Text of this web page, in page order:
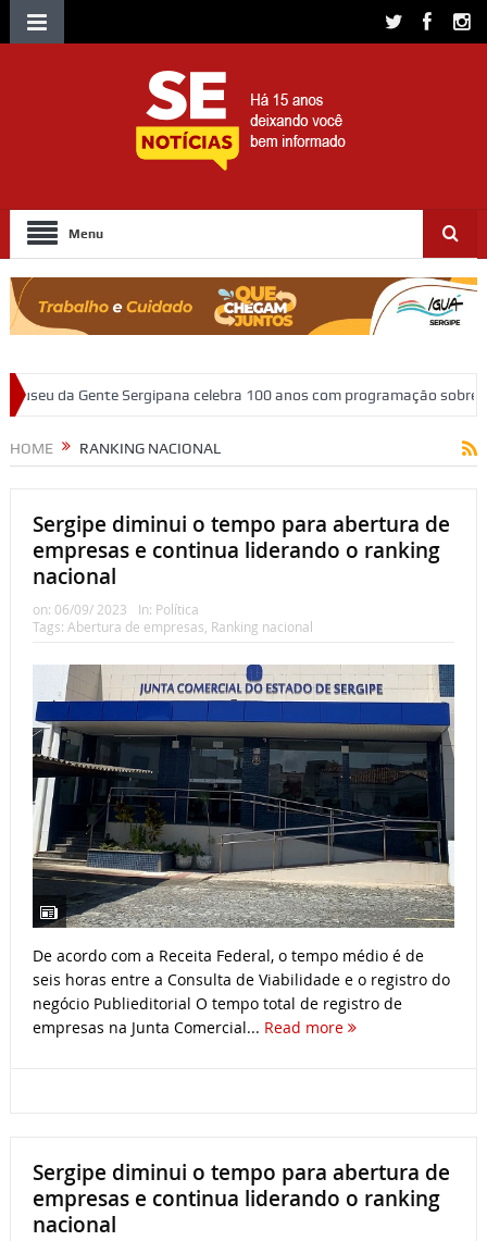
Menu
celebra 100 anos com programação sobre memória, educação e
HOME RANKING NACIONAL
Sergipe diminui o tempo para abertura de
empresas e continua liderando o ranking
nacional
on: 06/09/ 2023 In: Política
Tags: Abertura de empresas, Ranking nacional
De acordo com a Receita Federal, o tempo médio é de
seis horas entre a Consulta de Viabilidade e o registro do
negócio Publieditorial O tempo total de registro de
empresas na Junta Comercial... Read more
Sergipe diminui o tempo para abertura de
empresas e continua liderando o ranking
nacional